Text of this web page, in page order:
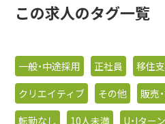
この求人のタグ一覧
一般・中途採用 正社員 移住
クリエイティブ
その他 販売
転勤なし
10人未満 U・Iター